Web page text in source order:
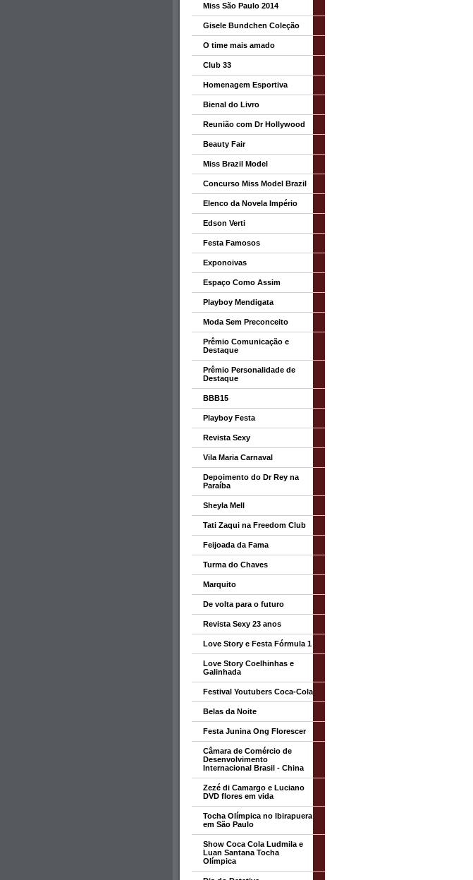
Miss São Paulo 2014
Gisele Bundchen Coleção
O time mais amado
Club 33
Homenagem Esportiva
Bienal do Livro
Reunião com Dr Hollywood
Beauty Fair
Miss Brazil Model
Concurso Miss Model Brazil
Elenco da Novela Império
Edson Verti
Festa Famosos
Exponoivas
Espaço Como Assim
Playboy Mendigata
Moda Sem Preconceito
Prêmio Comunicação e
Destaque
Prêmio Personalidade de
Destaque
BBB15
Playboy Festa
Revista Sexy
Vila Maria Carnaval
Depoimento do Dr Rey na
Paraíba
Sheyla Mell
Tati Zaqui na Freedom Club
Feijoada da Fama
Turma do Chaves
Marquito
De volta para o futuro
Revista Sexy 23 anos
Love Story e Festa Fórmula 1
Love Story Coelhinhas e
Galinhada
Festival Youtubers Coca-Cola
Belas da Noite
Festa Junina Ong Florescer
Câmara de Comércio de
Desenvolvimento
Internacional Brasil - China
Zezé di Camargo e Luciano
DVD flores em vida
Tocha Olímpica no Ibirapuera
em São Paulo
Show Coca Cola Ludmila e
Luan Santana Tocha
Olímpica